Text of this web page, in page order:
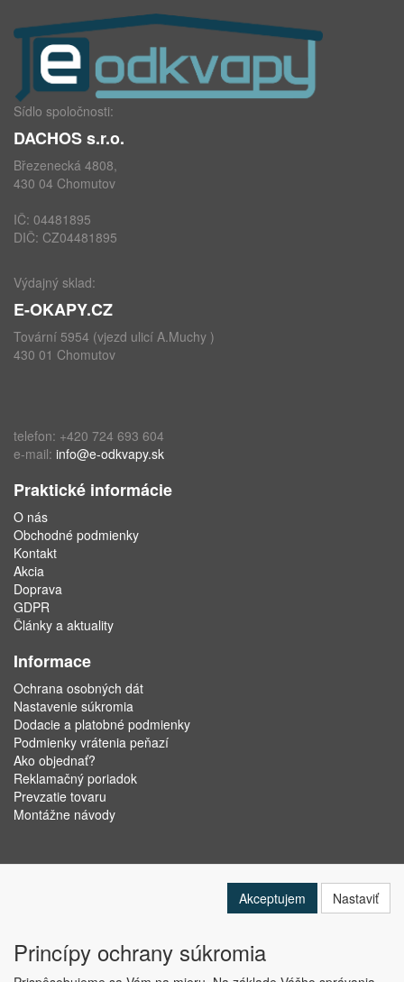
Sídlo spoločnosti:
DACHOS s.r.o.
Březenecká 4808,
430 04 Chomutov
IČ: 04481895
DIČ: CZ04481895
Výdajný sklad:
E-OKAPY.CZ
Tovární 5954 (vjezd ulicí A.Muchy )
430 01 Chomutov
telefon: +420 724 693 604
e-mail: info@e-odkvapy.sk
Praktické informácie
O nás
Obchodné podmienky
Kontakt
Akcia
Doprava
GDPR
Články a aktuality
Informace
Ochrana osobných dát
Nastavenie súkromia
Dodacie a platobné podmienky
Podmienky vrátenia peňazí
Ako objednať?
Reklamačný poriadok
Prevzatie tovaru
Montážne návody
Akceptujem Nastaviť
Princípy ochrany súkromia